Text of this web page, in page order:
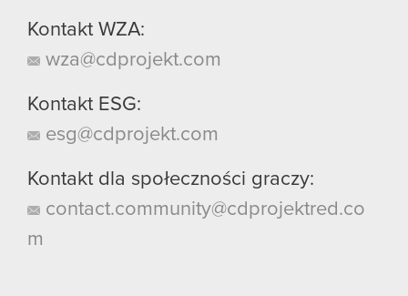
Kontakt WZA:
wza@cdprojekt.com
Kontakt ESG:
esg@cdprojekt.com
Kontakt dla społeczności graczy:
contact.community@cdprojektred.co
m